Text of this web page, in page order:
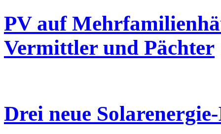
PV auf
Vermittler und Pächter
Drei neue